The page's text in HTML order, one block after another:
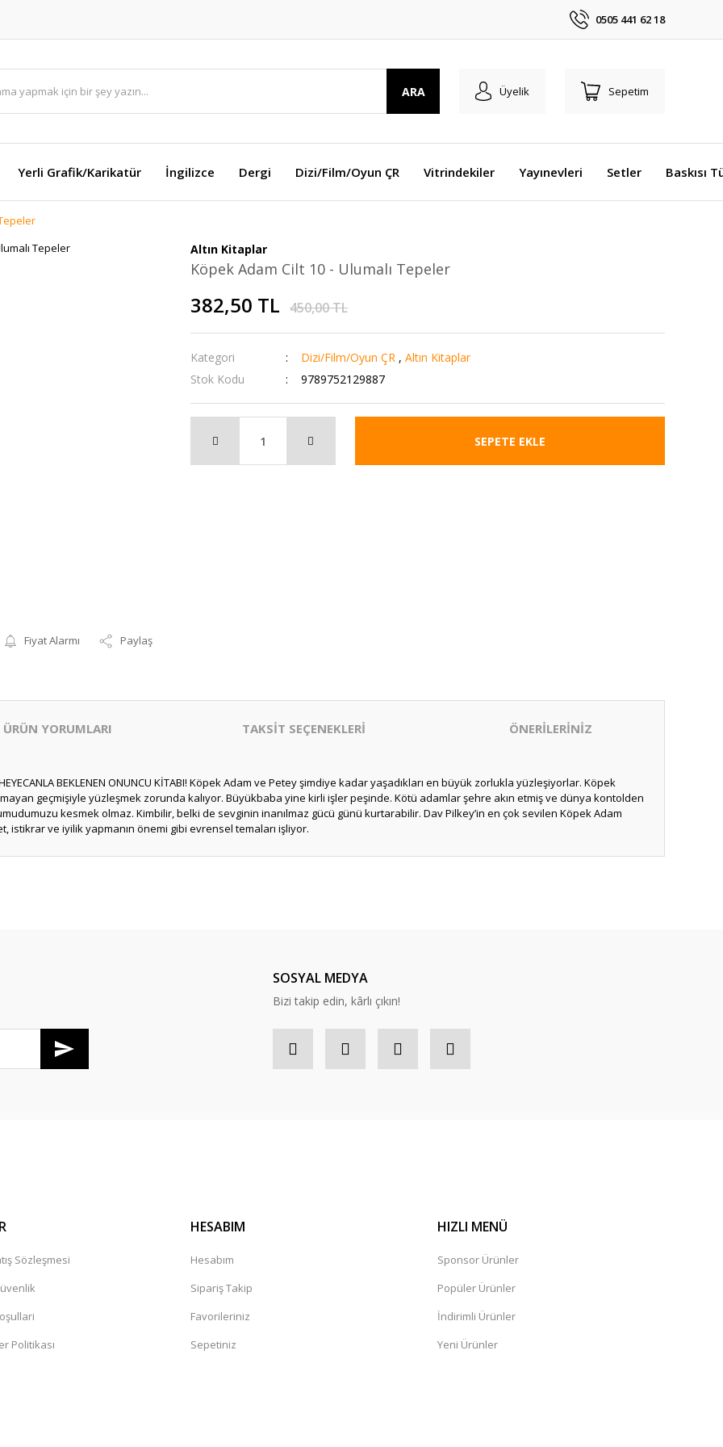
0505 441 62 18
ARA Üyelik Sepetim
Yerli Grafik/Karikatür İngilizce Dergi Dizi/Film/Oyun ÇR Vitrindekiler Yayınevleri Setler Baskısı
Fiyat Alarmı Paylaş
Altın Kitaplar
Köpek Adam Cilt 10 - Ulumalı Tepeler
382,50 TL 450,00 TL
Kategori Dizi/Film/Oyun ÇR , Altın Kitaplar
Stok Kodu
9789752129887
SEPETE EKLE
ÜRÜN YORUMLARI TAKSİT SEÇENEKLERİ ÖNERİLERİNİZ
HEYECANLA BEKLENEN ONUNCU KİTABI! Köpek Adam ve Petey şimdiye kadar yaşadıkları en büyük zorlukla yüzleşiyorlar. Köpek
geçmişiyle yüzleşmek zorunda kalıyor. Büyükbaba yine kirli işler peşinde. Kötü adamlar şehre akın etmiş ve dünya kontolden
kesmek olmaz. Kimbilir, belki de sevginin inanılmaz gücü günü kurtarabilir. Dav Pilkey’in en çok sevilen Köpek Adam
ve iyilik yapmanın önemi gibi evrensel temaları işliyor.
SOSYAL MEDYA
Bizi takip edin, kârlı çıkın!
Sözleşmesi
Politikası
HESABIM
Hesabım
Sipariş Takip
Favorileriniz
Sepetiniz
HIZLI MENÜ
Sponsor Ürünler
Popüler Ürünler
İndirimli Ürünler
Yeni Ürünler